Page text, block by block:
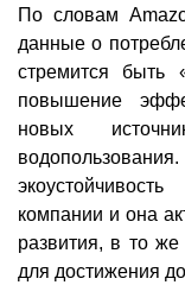
По словам
данные о
стремится быть
повышение
новых
компании и она
развития, в то
для достижения